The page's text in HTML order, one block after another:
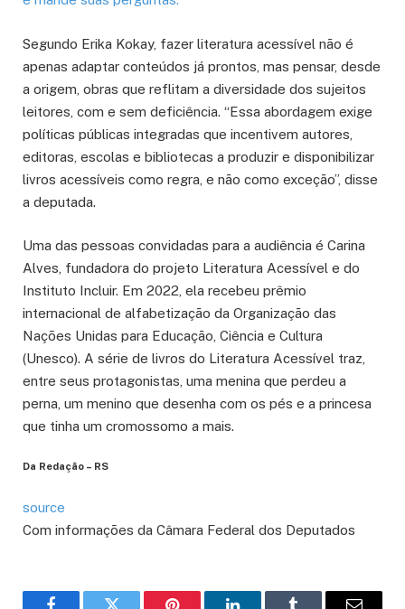
Segundo Erika Kokay, fazer literatura acessível não é
apenas adaptar conteúdos já prontos, mas pensar, desde
a origem, obras que reflitam a diversidade dos sujeitos
leitores, com e sem deficiência. “Essa abordagem exige
políticas públicas integradas que incentivem autores,
editoras, escolas e bibliotecas a produzir e disponibilizar
livros acessíveis como regra, e não como exceção”, disse
a deputada.
Uma das pessoas convidadas para a audiência é Carina
Alves, fundadora do projeto Literatura Acessível e do
Instituto Incluir. Em 2022, ela recebeu prêmio
internacional de alfabetização da Organização das
Nações Unidas para Educação, Ciência e Cultura
(Unesco). A série de livros do Literatura Acessível traz,
entre seus protagonistas, uma menina que perdeu a
perna, um menino que desenha com os pés e a princesa
que tinha um cromossomo a mais.
Da Redação – RS
source
Com informações da Câmara Federal dos Deputados